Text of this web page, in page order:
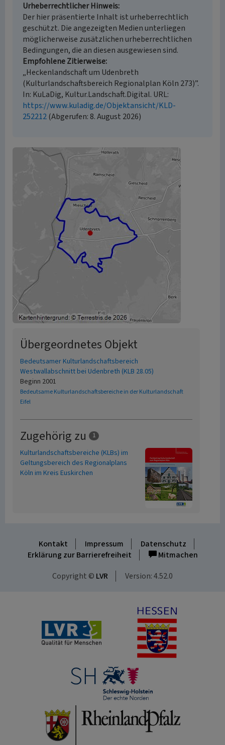
Urheberrechtlicher Hinweis
Der hier präsentierte Inhalt ist urheberrechtlich
geschützt. Die angezeigten Medien unterliegen
möglicherweise zusätzlichen urheberrechtlichen
Bedingungen, die an diesen ausgewiesen sind.
Empfohlene Zitierweise
„Heckenlandschaft um Udenbreth
(Kulturlandschaftsbereich Regionalplan Köln 273)”.
In: KuLaDig, Kultur.Landschaft.Digital. URL:
https://www.kuladig.de/Objektansicht/KLD-
252212(Abgerufen: 8. August 2026)
Übergeordnetes Objekt
Bedeutsamer Kulturlandschaftsbereich
Westwallabschnitt bei Udenbreth (KLB 28.05)
Beginn 2001
Bedeutsame Kulturlandschaftsbereiche in der Kulturlandschaft
Eifel
Zugehörig zu 1
Kulturlandschaftsbereiche (KLBs) im
Geltungsbereich des Regionalplans
Köln im Kreis Euskirchen
Kontakt Impressum
Datenschutz
Erklärung zur Barrierefreiheit
Mitmachen
Copyright © LVR Version: 4.52.0